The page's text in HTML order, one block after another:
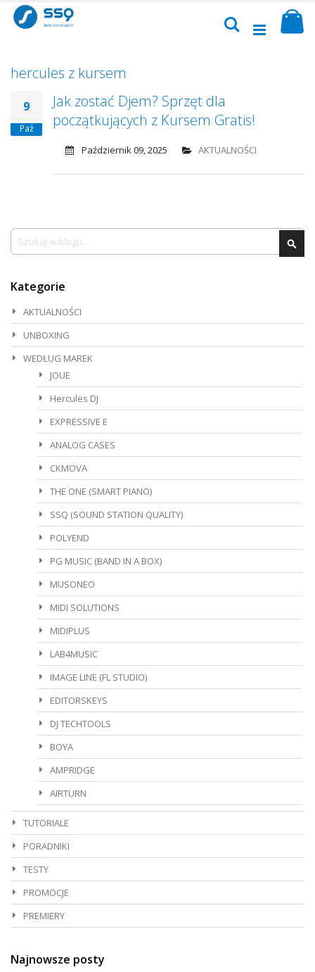
Przejdź
do
treści
Szukaj
hercules z kursem
9
Paź
Jak zostać Djem? Sprzęt dla
początkujących z Kursem Gratis!
Październik 09, 2025 AKTUALNOŚCI
Szukaj
Kategorie
AKTUALNOŚCI
UNBOXING
WEDŁUG MAREK
JOUE
Hercules DJ
EXPRESSIVE E
ANALOG CASES
CKMOVA
THE ONE (SMART PIANO)
SSQ (SOUND STATION QUALITY)
POLYEND
PG MUSIC (BAND IN A BOX)
MUSONEO
MIDI SOLUTIONS
MIDIPLUS
LAB4MUSIC
IMAGE LINE (FL STUDIO)
EDITORSKEYS
DJ TECHTOOLS
BOYA
AMPRIDGE
AIRTURN
TUTORIALE
PORADNIKI
TESTY
PROMOCJE
PREMIERY
Najnowsze posty